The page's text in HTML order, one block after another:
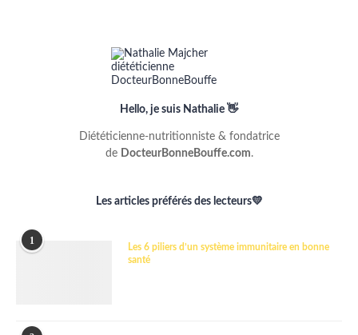
Hello, je suis Nathalie 👋
Diététicienne-nutritionniste & fondatrice
de DocteurBonneBouffe.com.
Les articles préférés des lecteurs💛
1
Les 6 piliers d’un système immunitaire en bonne
santé